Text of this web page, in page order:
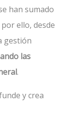
han sumado
ello, desde
gestión
las
.
y crea